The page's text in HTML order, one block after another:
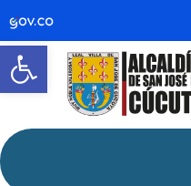
Abrir barra